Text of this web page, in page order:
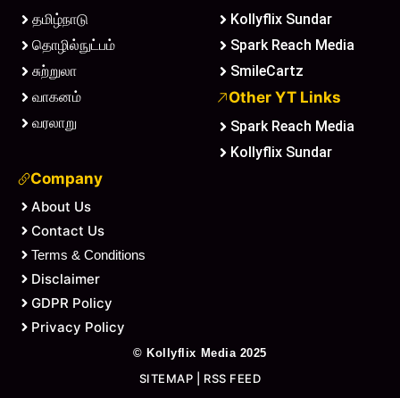
தமிழ்நாடு
தொழில்நுட்பம்
சுற்றுலா
வாகனம்
வரலாறு
Kollyflix Sundar
Spark Reach Media
SmileCartz
Other YT Links
Spark Reach Media
Kollyflix Sundar
Company
About Us
Contact Us
Terms & Conditions
Disclaimer
GDPR Policy
Privacy Policy
© Kollyflix Media 2025
SITEMAP RSS FEED